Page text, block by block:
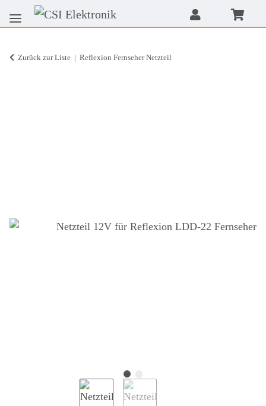
Zurück zur Liste Reflexion Fernseher Netzteil